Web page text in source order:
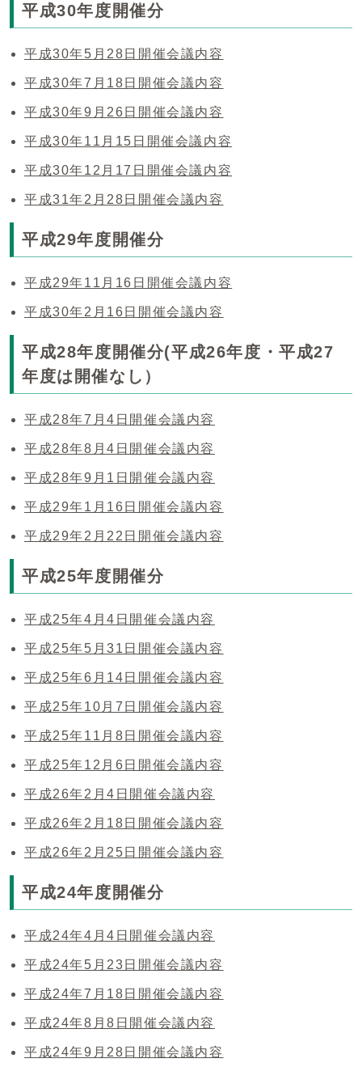
平成30年度開催分
平成30年5月28日開催会議内容
平成30年7月18日開催会議内容
平成30年9月26日開催会議内容
平成30年11月15日開催会議内容
平成30年12月17日開催会議内容
平成31年2月28日開催会議内容
平成29年度開催分
平成29年11月16日開催会議内容
平成30年2月16日開催会議内容
平成28年度開催分(平成26年度・平成27
年度は開催なし）
平成28年7月4日開催会議内容
平成28年8月4日開催会議内容
平成28年9月1日開催会議内容
平成29年1月16日開催会議内容
平成29年2月22日開催会議内容
平成25年度開催分
平成25年4月4日開催会議内容
平成25年5月31日開催会議内容
平成25年6月14日開催会議内容
平成25年10月7日開催会議内容
平成25年11月8日開催会議内容
平成25年12月6日開催会議内容
平成26年2月4日開催会議内容
平成26年2月18日開催会議内容
平成26年2月25日開催会議内容
平成24年度開催分
平成24年4月4日開催会議内容
平成24年5月23日開催会議内容
平成24年7月18日開催会議内容
平成24年8月8日開催会議内容
平成24年9月28日開催会議内容